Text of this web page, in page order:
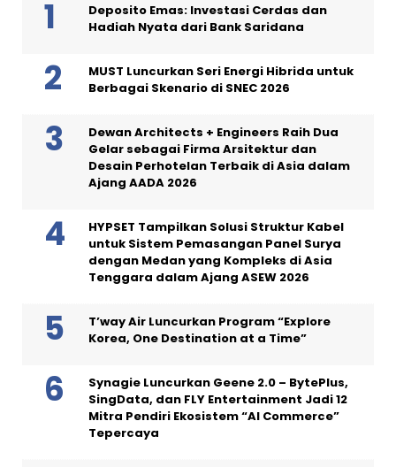
Deposito Emas: Investasi Cerdas dan
Hadiah Nyata dari Bank Saridana
MUST Luncurkan Seri Energi Hibrida untuk
Berbagai Skenario di SNEC 2026
Dewan Architects + Engineers Raih Dua
Gelar sebagai Firma Arsitektur dan
Desain Perhotelan Terbaik di Asia dalam
Ajang AADA 2026
HYPSET Tampilkan Solusi Struktur Kabel
untuk Sistem Pemasangan Panel Surya
dengan Medan yang Kompleks di Asia
Tenggara dalam Ajang ASEW 2026
T’way Air Luncurkan Program “Explore
Korea, One Destination at a Time”
Synagie Luncurkan Geene 2.0 – BytePlus,
SingData, dan FLY Entertainment Jadi 12
Mitra Pendiri Ekosistem “AI Commerce”
Tepercaya